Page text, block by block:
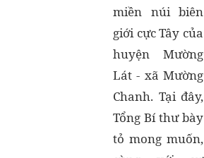
miền núi biên
giới cực Tây của
huyện Mường
Lát - xã Mường
Chanh. Tại đây,
Tổng Bí thư bày
tỏ mong muốn,